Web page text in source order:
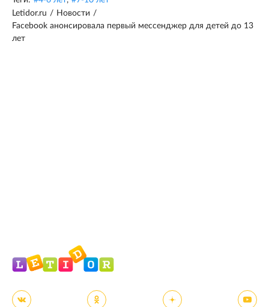
Letidor.ru / Новости /
Facebook анонсировала первый мессенджер для детей до 13
лет